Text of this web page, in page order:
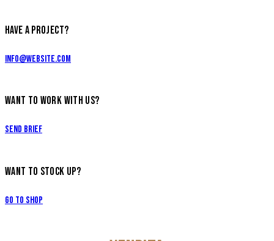
HAVE A PROJECT?
info@website.com
WANT TO WORK WITH US?
Send Brief
WANT TO STOCK UP?
Go to Shop